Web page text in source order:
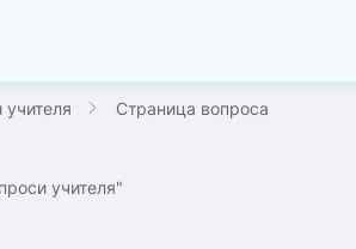
Страница вопроса
учителя"